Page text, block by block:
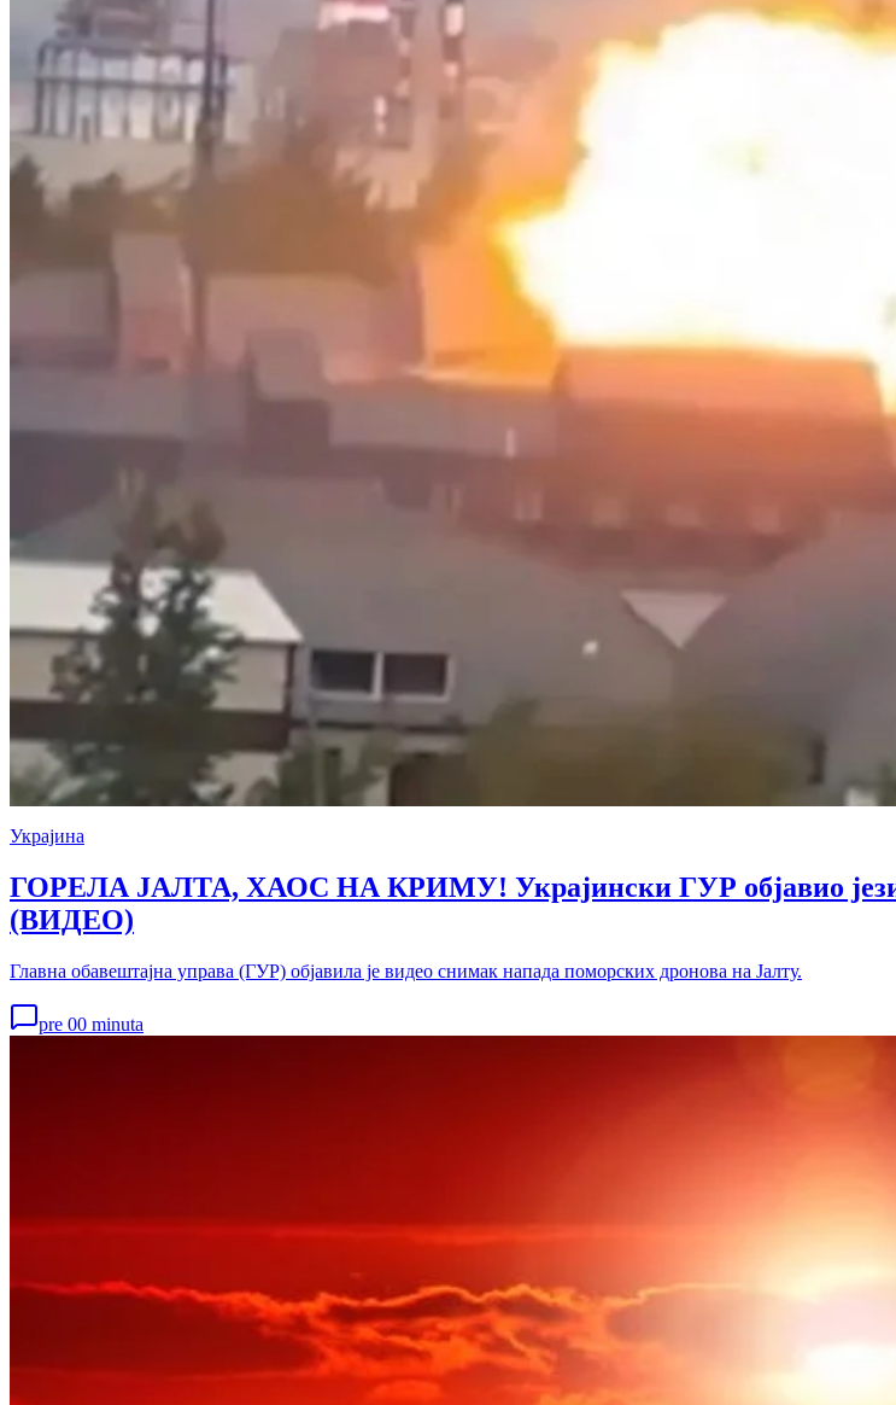
Украјина
ГОРЕЛА ЈАЛТА, ХАОС НА КРИМУ! Украјински ГУР објавио
(ВИДЕО)
Главна обавештајна управа (ГУР) објавила је видео снимак напада поморских дронова на Јалту.
pre 00 minuta